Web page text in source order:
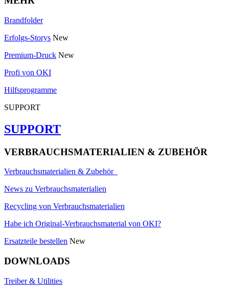
Brandfolder
Erfolgs-Storys New
Premium-Druck New
Profi von OKI
Hilfsprogramme
SUPPORT
SUPPORT
VERBRAUCHSMATERIALIEN & ZUBEHÖR
Verbrauchsmaterialien & Zubehör
News zu Verbrauchsmaterialien
Recycling von Verbrauchsmaterialien
Habe ich Original-Verbrauchsmaterial von OKI?
Ersatzteile bestellen New
DOWNLOADS
Treiber & Utilities